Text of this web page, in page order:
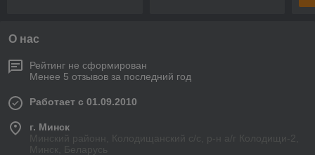
О нас
Рейтинг не сформирован
Менее 5 отзывов за последний год
Работает с 01.09.2010
г. Минск
Минский районн, Колодищанский с/с, р-н а/г Колодищи-2,
Минск, Беларусь